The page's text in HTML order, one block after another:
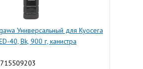
Универсальный для Kyocera
40, Bk, 900 г, канистра